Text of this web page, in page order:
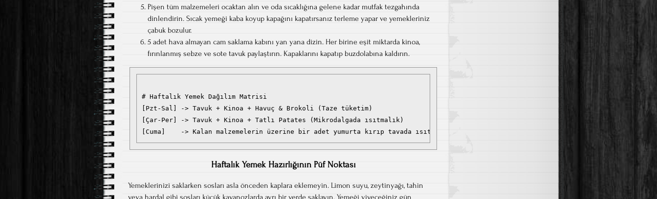
Pişen tüm malzemeleri ocaktan alın ve oda sıcaklığına gelene kadar mutfak tezgahında
dinlendirin. Sıcak yemeği kaba koyup kapağını kapatırsanız terleme yapar ve yemekleriniz
çabuk bozulur.
5 adet hava almayan cam saklama kabını yan yana dizin. Her birine eşit miktarda kinoa,
fırınlanmış sebze ve sote tavuk paylaştırın. Kapaklarını kapatıp buzdolabına kaldırın.
# Haftalık Yemek Dağılım Matrisi
[Pzt-Sal] -> Tavuk + Kinoa + Havuç & Brokoli (Taze tüketim)
[Çar-Per] -> Tavuk + Kinoa + Tatlı Patates (Mikrodalgada ısıtmalık)
Haftalık Yemek Hazırlığının Püf Noktası
Yemeklerinizi saklarken sosları asla önceden kaplara eklemeyin. Limon suyu, zeytinyağı, tahin
veya hardal gibi sosları küçük kavanozlarda ayrı bir yerde saklayın. Yemeği yiyeceğiniz gün